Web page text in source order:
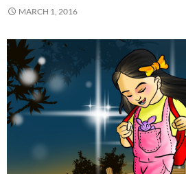
MARCH 1, 2016